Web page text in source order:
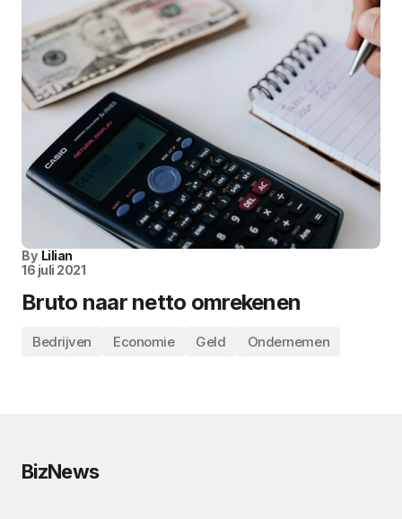
By Lilian
16 juli 2021
Bruto naar netto omrekenen
Bedrijven Economie Geld Ondernemen
BizNews